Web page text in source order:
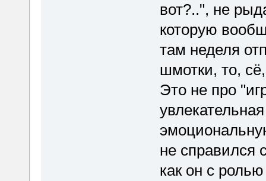
вот?..", не
которую
там неделя
шмотки, то,
Это не про
не справился
как он с